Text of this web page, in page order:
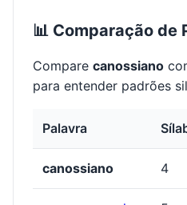
📊 Comparação de
Compare canossiano
para entender padrões
Palavra
canossiano 4